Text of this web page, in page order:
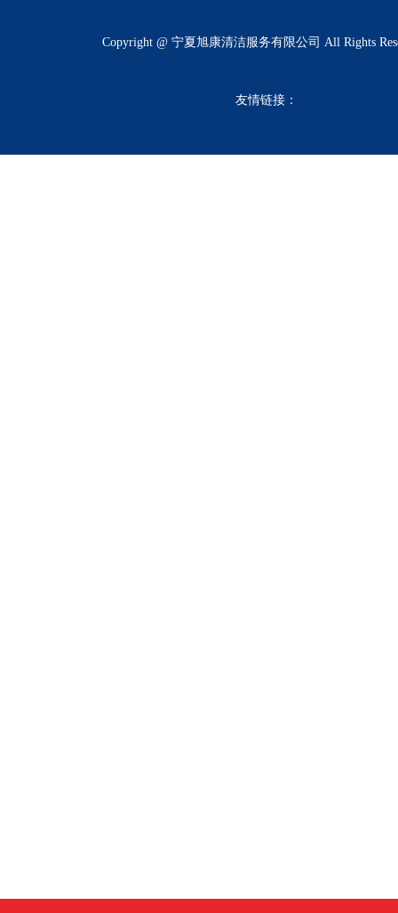
Copyright @ 宁夏旭康清洁服务有限公司 All Rights
友情链接：